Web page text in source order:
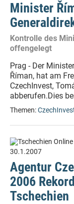
Minister
Kontrolle des
offengelegt
Prag - Der
Říman, hat am
CzechInvest,
abberufen.Dies
Themen:
30.1.2007
Agentur
2006
Tschechien